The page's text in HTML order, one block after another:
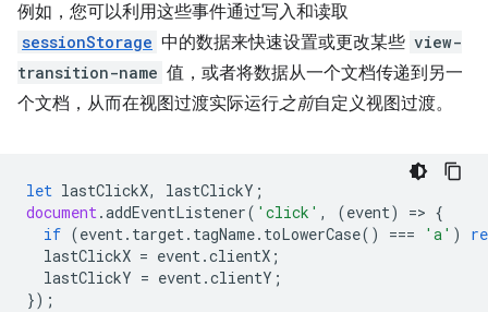
例如，您可以利用这些事件通过写入和读取
sessionStorage 中的数据来快速设置或更改某些 view-
transition-name 值，或者将数据从一个文档传递到另一
个文档，从而在视图过渡实际运行之前自定义视图过渡。
let lastClickX, lastClickY ;
document.addEventListener( 'click' , (event) => {
if (event. target. tagName. toLowerCase() === 'a' )
lastClickX = event.clientX ;
lastClickY = event.clientY ;
});